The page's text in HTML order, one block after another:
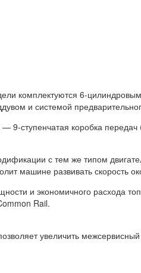
комплектуются 6-
и системой
9-ступенчатая коробка
с тем же типом
машине развивать скорость
и экономичного расхода
Rail.
увеличить